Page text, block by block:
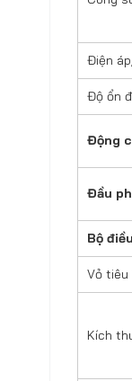
Điện
Độ ổn
Động
Đầu
Bộ
Vỏ tiêu
Kích